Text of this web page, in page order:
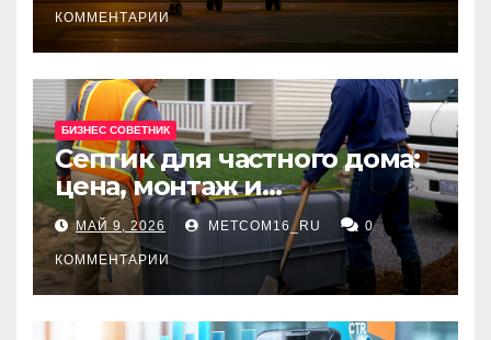
КОММЕНТАРИИ
БИЗНЕС СОВЕТНИК
Септик для частного дома:
цена, монтаж и
организация автономной
канализации
МАЙ 9, 2026 METCOM16_RU 0
КОММЕНТАРИИ